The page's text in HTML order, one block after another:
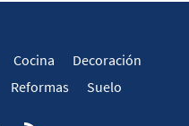
Cocina
Decoración
Reformas Suelo